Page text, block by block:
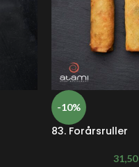
-10%
83. Forårsruller
31,50